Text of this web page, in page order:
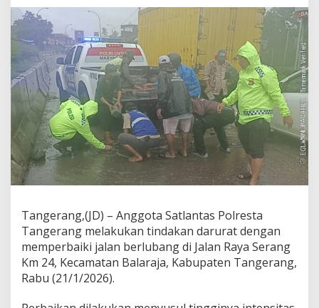
i
e
c
e
l
k
a
a
n
t
a
n
t
a
s
P
l
Tangerang,(JD) – Anggota Satlantas Polresta
Tangerang melakukan tindakan darurat dengan
memperbaiki jalan berlubang di Jalan Raya Serang
Km 24, Kecamatan Balaraja, Kabupaten Tangerang,
Rabu (21/1/2026).